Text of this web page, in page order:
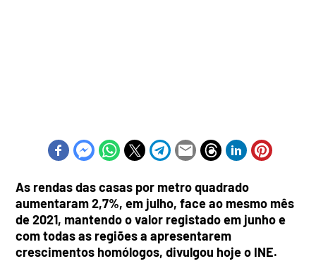
As rendas das casas por metro quadrado
aumentaram 2,7%, em julho, face ao mesmo mês
de 2021, mantendo o valor registado em junho e
com todas as regiões a apresentarem
crescimentos homólogos, divulgou hoje o INE.